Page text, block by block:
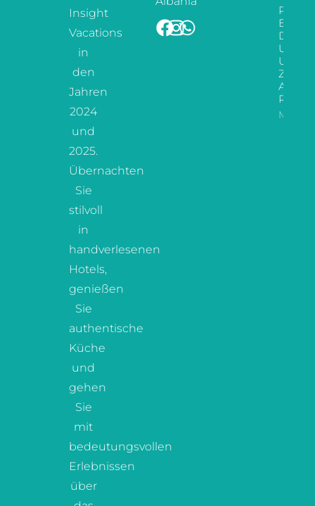
Insight
Vacations
in
den
Jahren
2024
und
2025.
Übernachten
Sie
stilvoll
in
handverlesenen
Hotels,
genießen
Sie
authentische
Küche
und
gehen
Sie
mit
bedeutungsvollen
Erlebnissen
über
Der
Zur
Riviera
Mehr